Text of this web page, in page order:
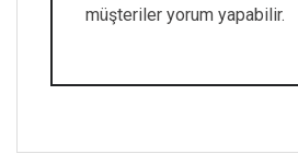
müşteriler yorum yapabilir.